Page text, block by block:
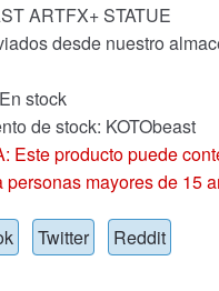
ARTFX+ STATUE
desde nuestro
stock
de stock: KOTObeast
Este producto puede
mayores de 15
Twitter Reddit